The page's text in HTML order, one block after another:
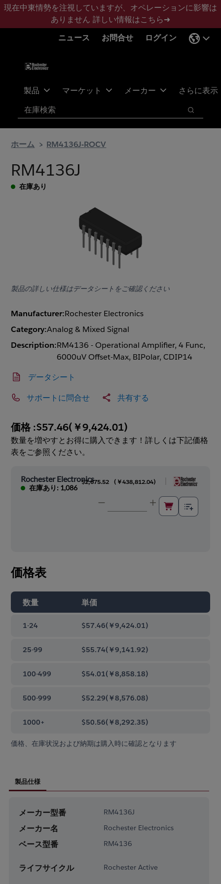
メ
ン
フ
タ
現在中東情勢を注視していますが、オペレーションに影響は
ありません 詳しい情報はこちら➜
ニュース
お問合せ ログイン
製品 マーケット メーカー さらに表示
検索
検索
ホーム RM4136J-ROCV
RM4136J
在庫あり
製品の詳しい仕様はデータシートをご確認ください
Manufacturer:Rochester Electronics
Category:Analog & Mixed Signal
Description:RM4136 - Operational Amplifier, 4 Func,
6000uV Offset-Max, BIPolar, CDIP14
データシート
サポートに問合せ 共有する
価格 :$57.46(￥9,424.01)
数量を増やすとお得に購入できます！詳しくは下記価格
表をご参照ください。
Rochester Electronics
在庫あり: 1,086
$2,675.52 ( ￥438,812.04)
価格表
数量 単価
1-24 $57.46(￥9,424.01)
25-99 $55.74(￥9,141.92)
100-499 $54.01(￥8,858.18)
500-999 $52.29(￥8,576.08)
1000+ $50.56(￥8,292.35)
価格、在庫状況および納期は購入時に確認となります
製品仕様
メーカー型番 RM4136J
メーカー名 Rochester Electronics
ベース型番 RM4136
ライフサイクル Rochester Active